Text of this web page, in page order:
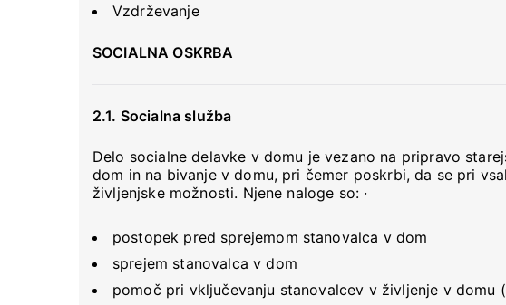
Vzdrževanje
SOCIALNA OSKRBA
2.1. Socialna služba
Delo socialne delavke v domu je vezano na pripravo
dom in na bivanje v domu, pri čemer poskrbi, da se pri
življenjske možnosti. Njene naloge so: ·
postopek pred sprejemom stanovalca v dom
sprejem stanovalca v dom
pomoč pri vključevanju stanovalcev v življenje v domu